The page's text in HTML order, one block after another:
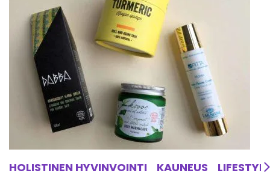
HOLISTINEN HYVINVOINTI KAUNEUS LIFESTYLE